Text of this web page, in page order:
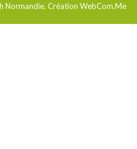
Normandie. Création WebCom.Me